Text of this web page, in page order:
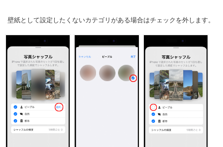
壁紙として設定したくないカテゴリがある場合はチェックを外します。